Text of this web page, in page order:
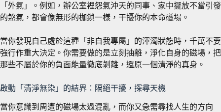
「外氣」。例如，辦公室裡怨氣沖天的同事、家中擺放不當引發
的煞氣，都會像無形的枷鎖一樣，干擾你的本命磁場。
當你發現自己處於這種「非自我專屬」的渾濁狀態時，千萬不要
強行作重大決定。你需要做的是立刻抽離，淨化自身的磁場，把
那些不屬於你的負面能量徹底剝離，還原一個清淨的真身。
啟動「清淨無染」的結界：隔絕干擾，探尋天機
當你意識到周遭的磁場太過混亂，而你又急需尋找人生的方向